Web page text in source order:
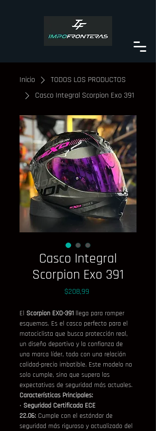
Inicio
TODOS LOS PRODUCTOS
Casco Integral Scorpion Exo 391
Casco Integral
Scorpion Exo 391
$208,99
El Scorpion EXO-391 llega para romper
esquemas. Es el casco perfecto para el
motociclista que busca protección real,
un diseño deportivo y la confianza de
una marca líder, todo con una relación
calidad-precio imbatible. Este modelo no
solo cumple, sino que supera las
expectativas de seguridad más actuales.
Características Principales:
• Seguridad Certificada ECE
22.06: Cumple con el estándar de
seguridad más riguroso y actualizado del